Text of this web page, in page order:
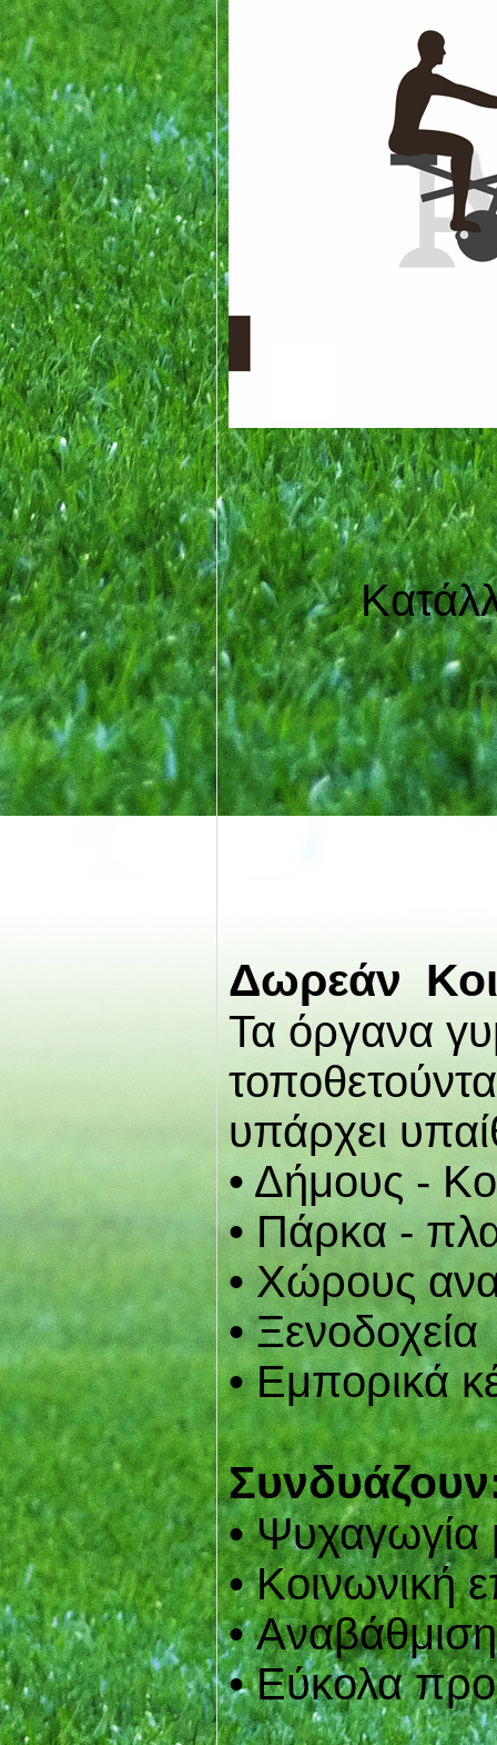
Δωρεάν
Τα όργανα
υπάρχει
• Δήμους -
• Πάρκα -
• Χώρους
• Ξενοδοχεία
• Εμπορικά
• Ψυχαγωγία
• Κοινωνική
•
• Εύκολα